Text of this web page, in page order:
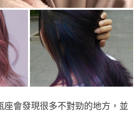
座會發現很多不對勁的地方，並